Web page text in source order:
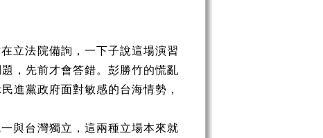
立法院備詢，一下子說這場演習
，先前才會答錯。彭勝竹的慌亂
進黨政府面對敏感的台海情勢，
與台灣獨立，這兩種立場本來就